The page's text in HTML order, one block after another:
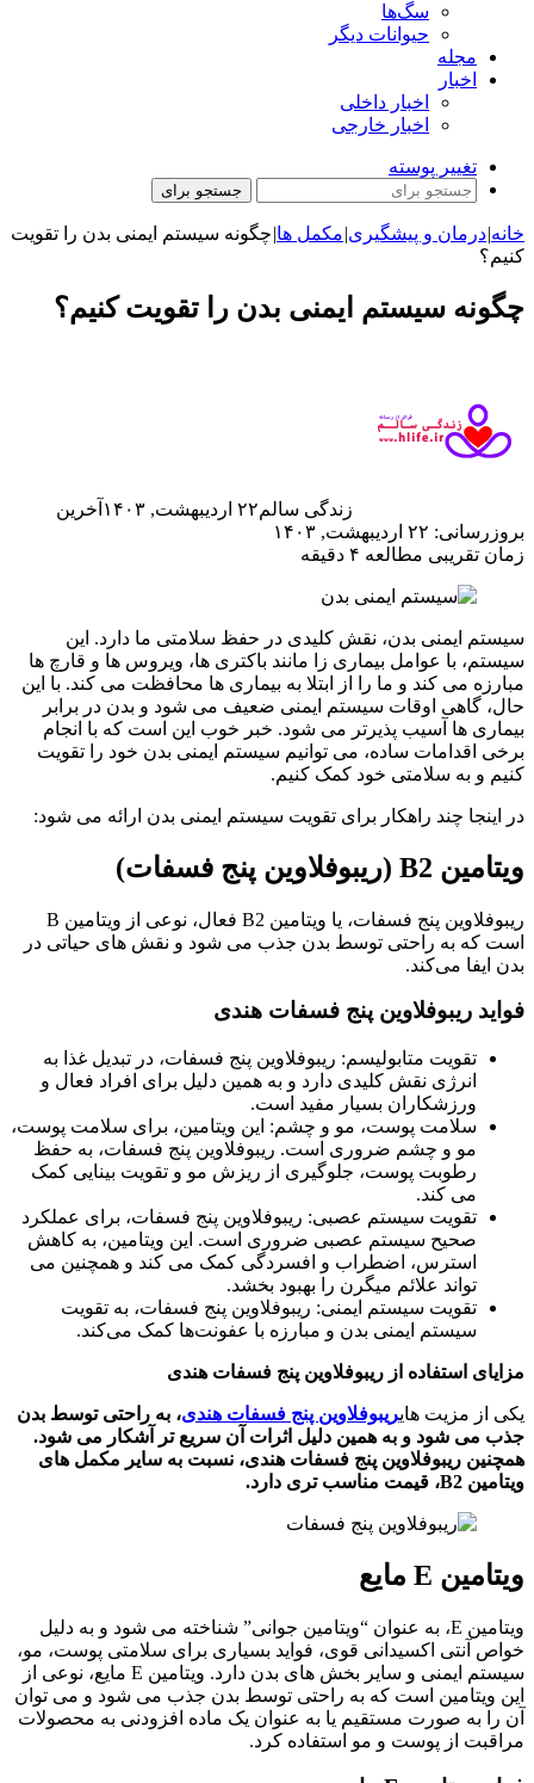
سگ‌ها
حیوانات دیگر
مجله
اخبار
اخبار داخلی
اخبار خارجی
تغییر پوسته
جستجو برای
خانه|درمان و پیشگیری|مکمل ها|چگونه سیستم ایمنی بدن را تقویت
کنیم؟
چگونه سیستم ایمنی بدن را تقویت کنیم؟
زندگی سالم۲۲ اردیبهشت, ۱۴۰۳
آخرین
بروزرسانی: ۲۲ اردیبهشت, ۱۴۰۳
زمان تقریبی مطالعه ۴ دقیقه
سیستم ایمنی بدن، نقش کلیدی در حفظ سلامتی ما دارد. این
سیستم، با عوامل بیماری ‌زا مانند باکتری ‌ها، ویروس ‌ها و قارچ ‌ها
مبارزه می ‌کند و ما را از ابتلا به بیماری ‌ها محافظت می ‌کند. با این
حال، گاهی اوقات سیستم ایمنی ضعیف می‌ شود و بدن در برابر
بیماری ‌ها آسیب ‌پذیرتر می ‌شود. خبر خوب این است که با انجام
برخی اقدامات ساده، می ‌توانیم سیستم ایمنی بدن خود را تقویت
کنیم و به سلامتی خود کمک کنیم.
در اینجا چند راهکار برای تقویت سیستم ایمنی بدن ارائه می‌ شود:
ویتامین B2 (ریبوفلاوین پنج فسفات)
ریبوفلاوین پنج فسفات، یا ویتامین B2 فعال، نوعی از ویتامین B
است که به راحتی توسط بدن جذب می ‌شود و نقش‌ های حیاتی در
بدن ایفا می‌کند.
فواید ریبوفلاوین پنج فسفات هندی
تقویت متابولیسم: ریبوفلاوین پنج فسفات، در تبدیل غذا به
انرژی نقش کلیدی دارد و به همین دلیل برای افراد فعال و
ورزشکاران بسیار مفید است.
سلامت پوست، مو و چشم: این ویتامین، برای سلامت پوست،
مو و چشم ضروری است. ریبوفلاوین پنج فسفات، به حفظ
رطوبت پوست، جلوگیری از ریزش مو و تقویت بینایی کمک
می ‌کند.
تقویت سیستم عصبی: ریبوفلاوین پنج فسفات، برای عملکرد
صحیح سیستم عصبی ضروری است. این ویتامین، به کاهش
استرس، اضطراب و افسردگی کمک می ‌کند و همچنین می
‌تواند علائم میگرن را بهبود بخشد.
تقویت سیستم ایمنی: ریبوفلاوین پنج فسفات، به تقویت
سیستم ایمنی بدن و مبارزه با عفونت‌ها کمک می‌کند.
مزایای استفاده از ریبوفلاوین پنج فسفات هندی
یکی از مزیت هایریبوفلاوین پنج فسفات هندی، به راحتی توسط بدن
جذب می ‌شود و به همین دلیل اثرات آن سریع ‌تر آشکار می ‌شود.
همچنین ریبوفلاوین پنج فسفات هندی، نسبت به سایر مکمل‌ های
ویتامین B2، قیمت مناسب‌ تری دارد.
ویتامین E مایع
ویتامین E، به عنوان “ویتامین جوانی” شناخته می ‌شود و به دلیل
خواص آنتی ‌اکسیدانی قوی، فواید بسیاری برای سلامتی پوست، مو،
سیستم ایمنی و سایر بخش ‌های بدن دارد. ویتامین E مایع، نوعی از
این ویتامین است که به راحتی توسط بدن جذب می ‌شود و می ‌توان
آن را به صورت مستقیم یا به عنوان یک ماده افزودنی به محصولات
مراقبت از پوست و مو استفاده کرد.